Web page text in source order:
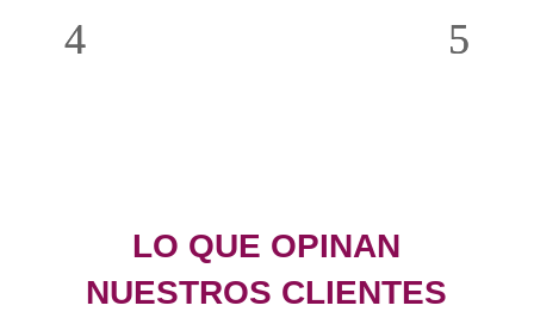
LO QUE OPINAN
NUESTROS CLIENTES